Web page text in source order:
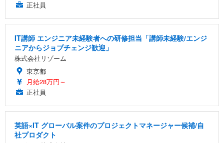
正社員
IT講師 エンジニア未経験者への研修担当「講師未経験/エンジ
ニアからジョブチェンジ歓迎」
株式会社リゾーム
東京都
月給28万円～
正社員
英語×IT グローバル案件のプロジェクトマネージャー候補/自
社プロダクト